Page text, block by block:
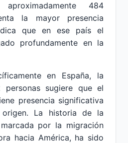
484
la mayor presencia
que en ese país el
profundamente en la
en España, la
personas sugiere que el
presencia significativa
La historia de la
por la migración
hacia América, ha sido